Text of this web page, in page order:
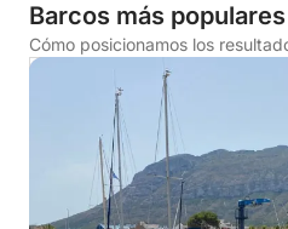
Barcos más
Cómo posicionamos los